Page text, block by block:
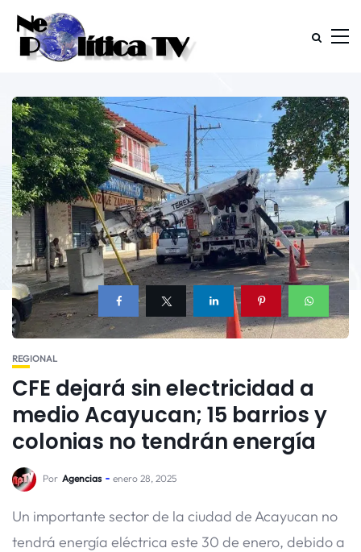
REGIONAL
CFE dejará sin electricidad a
medio Acayucan; 15 barrios y
colonias no tendrán energía
Por Agencias enero 28, 2025
Un importante sector de la ciudad de Acayucan no
tendrá energía eléctrica este 30 de enero, debido a